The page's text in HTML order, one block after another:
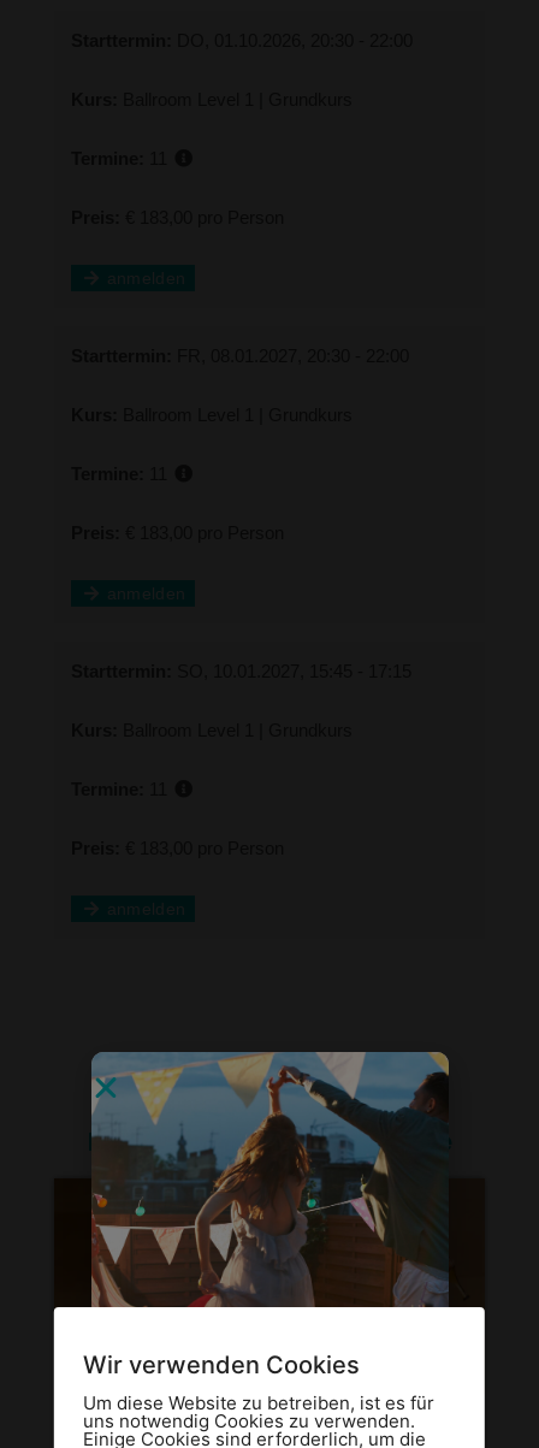
Hier findest du weitere Kurse
Blitzkurs
Wir verwenden Cookies
Um diese Website zu betreiben, ist es für
uns notwendig Cookies zu verwenden.
Einige Cookies sind erforderlich, um die